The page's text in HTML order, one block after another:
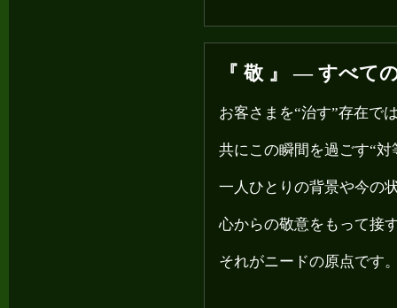
『 敬 』 ― すべて
お客さまを“治す”存在で
共にこの瞬間を過ごす“
一人ひとりの背景や今の
心からの敬意をもって接
それがニードの原点です